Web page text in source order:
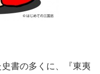
書の多くに、『東夷